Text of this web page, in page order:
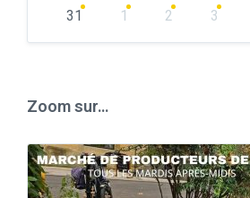
31
1 2 3
Zoom sur…